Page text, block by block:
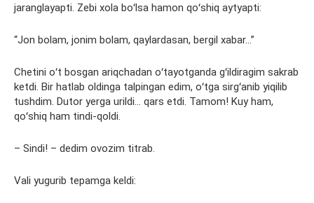
jaranglayapti. Zebi xola boʻlsa hamon qoʻshiq aytyapti:
“Jon bolam, jonim bolam, qaylardasan, bergil xabar…”
Chetini oʻt bosgan ariqchadan oʻtayotganda gʻildiragim sakrab
ketdi. Bir hatlab oldinga talpingan edim, oʻtga sirgʻanib yiqilib
tushdim. Dutor yerga urildi… qars etdi. Tamom! Kuy ham,
qoʻshiq ham tindi-qoldi.
– Sindi! – dedim ovozim titrab.
Vali yugurib tepamga keldi: